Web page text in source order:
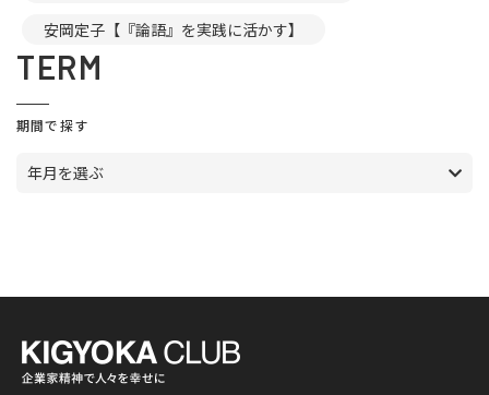
安岡定子【『論語』を実践に活かす】
TERM
期間で探す
年月を選ぶ